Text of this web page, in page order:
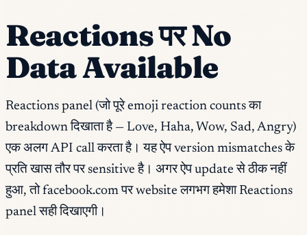
Reactions पर No
Data Available
Reactions panel (जो पूरे emoji reaction counts का
breakdown दिखाता है — Love, Haha, Wow, Sad, Angry)
एक अलग API call करता है। यह ऐप version mismatches के
प्रति खास तौर पर sensitive है। अगर ऐप update से ठीक नहीं
हुआ, तो facebook.com पर website लगभग हमेशा Reactions
panel सही दिखाएगी।